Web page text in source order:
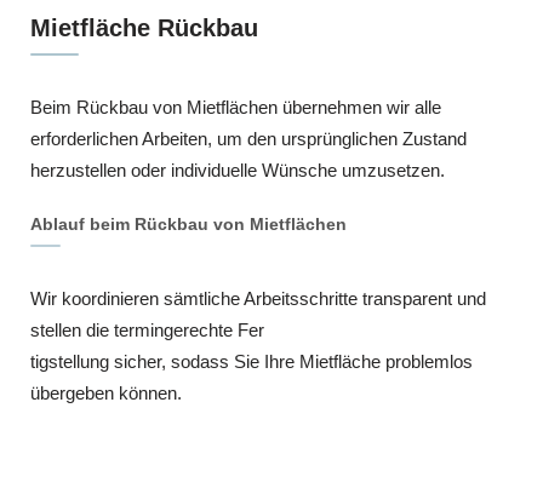
Mietfläche Rückbau
Beim Rückbau von Mietflächen übernehmen wir alle
erforderlichen Arbeiten, um den ursprünglichen Zustand
herzustellen oder individuelle Wünsche umzusetzen.
Ablauf beim Rückbau von Mietflächen
Wir koordinieren sämtliche Arbeitsschritte transparent und
stellen die termingerechte Fer
tigstellung sicher, sodass Sie Ihre Mietfläche problemlos
übergeben können.